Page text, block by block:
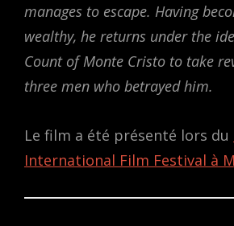
manages to escape. Having
wealthy, he returns under the
Count of Monte Cristo to take
three men who betrayed him.
Le film a été présenté lors du
International Film Festival à